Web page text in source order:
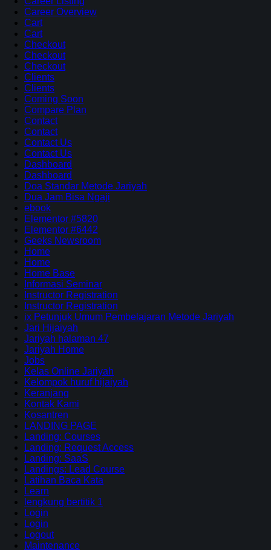
Career Overview
Cart
Cart
Checkout
Checkout
Checkout
Clients
Clients
Coming Soon
Compare Plan
Contact
Contact
Contact Us
Contact Us
Dashboard
Dashboard
Doa Standar Metode Jariyah
Dua Jam Bisa Ngaji
ebook
Elementor #5820
Elementor #6442
Geeks Newsroom
Home
Home
Home Base
Informasi Seminar
Instructor Registration
Instructor Registration
ix Petunjuk Umum Pembelajaran Metode Jariyah
Jari Hijaiyah
Jariyah halaman 47
Jariyah Home
Jobs
Kelas Online Jariyah
Kelompok huruf hijaiyah
Keranjang
Kontak Kami
Kosantren
LANDING PAGE
Landing: Courses
Landing: Request Access
Landing: SaaS
Landings: Lead Course
Latihan Baca Kata
Learn
lengkung bertitik 1
Login
Login
Logout
Maintenance